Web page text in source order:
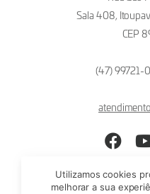
Sala 408,
CEP
(47) 99721-
Utilizamos cookies
melhorar a sua